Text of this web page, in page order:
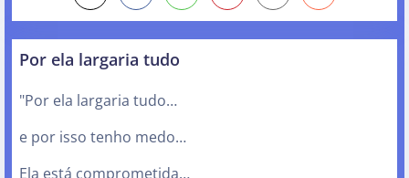
Por ela largaria tudo
"Por ela largaria tudo…
e por isso tenho medo…
Ela está comprometida…